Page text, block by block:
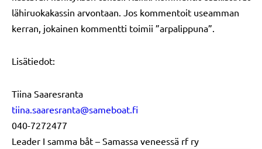
lähiruokakassin arvontaan. Jos kommentoit useamman
kerran, jokainen kommentti toimii ”arpalippuna”.
Lisätiedot:
Tiina Saaresranta
tiina.saaresranta@sameboat.fi
040-7272477
Leader I samma båt – Samassa veneessä rf ry